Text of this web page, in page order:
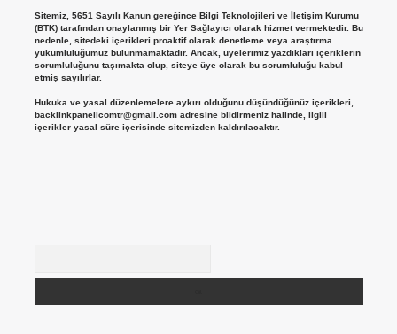
Sitemiz, 5651 Sayılı Kanun gereğince Bilgi Teknolojileri ve İletişim Kurumu
(BTK) tarafından onaylanmış bir Yer Sağlayıcı olarak hizmet vermektedir. Bu
nedenle, sitedeki içerikleri proaktif olarak denetleme veya araştırma
yükümlülüğümüz bulunmamaktadır. Ancak, üyelerimiz yazdıkları içeriklerin
sorumluluğunu taşımakta olup, siteye üye olarak bu sorumluluğu kabul
etmiş sayılırlar.
Hukuka ve yasal düzenlemelere aykırı olduğunu düşündüğünüz içerikleri,
backlinkpanelicomtr@gmail.comadresine bildirmeniz halinde, ilgili
içerikler yasal süre içerisinde sitemizden kaldırılacaktır.